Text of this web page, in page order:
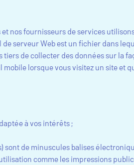
nos fournisseurs de services
serveur Web est un fichier dans
de collecter des données sur la
lorsque vous visitez un site et
à vos intérêts ;
de minuscules balises
comme les impressions